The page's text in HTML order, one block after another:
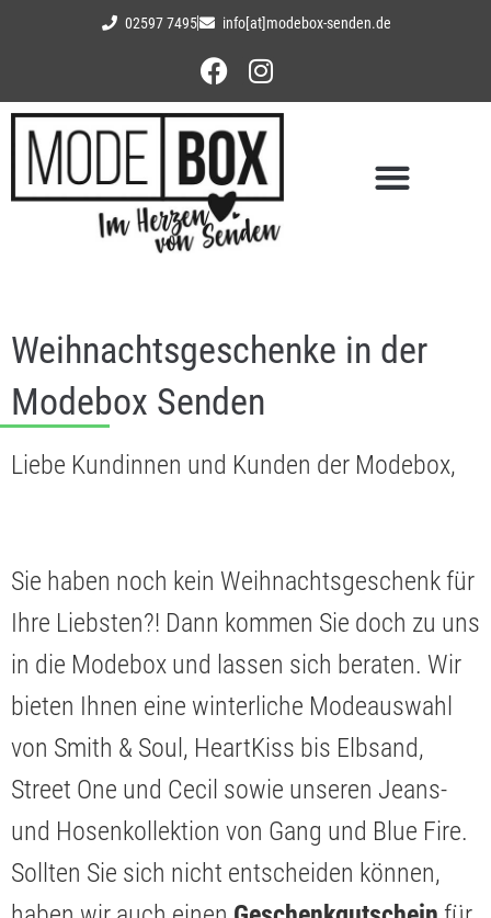
02597 7495 info[at]modebox-senden.de
Weihnachtsgeschenke in der
Modebox Senden
Liebe Kundinnen und Kunden der Modebox,
Sie haben noch kein Weihnachtsgeschenk für
Ihre Liebsten?! Dann kommen Sie doch zu uns
in die Modebox und lassen sich beraten. Wir
bieten Ihnen eine winterliche Modeauswahl
von Smith & Soul, HeartKiss bis Elbsand,
Street One und Cecil sowie unseren Jeans-
und Hosenkollektion von Gang und Blue Fire.
Sollten Sie sich nicht entscheiden können,